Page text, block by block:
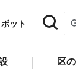
ット
区